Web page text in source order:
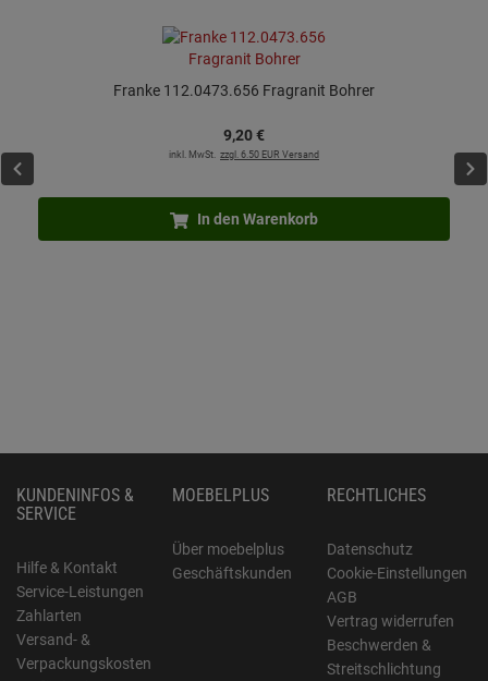
Franke 112.0473.656 Fragranit Bohrer
9,20€
inkl. MwSt. zzgl. 6.50 EUR Versand
In den Warenkorb
KUNDENINFOS &
SERVICE
Hilfe & Kontakt
Service-Leistungen
Zahlarten
Versand- &
Verpackungskosten
MOEBELPLUS
Über moebelplus
Geschäftskunden
RECHTLICHES
Datenschutz
Cookie-Einstellungen
AGB
Vertrag widerrufen
Beschwerden &
Streitschlichtung